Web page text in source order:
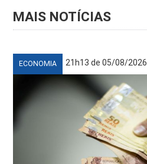
MAIS NOTÍCIAS
ECONOMIA 21h13 de 05/08/2026